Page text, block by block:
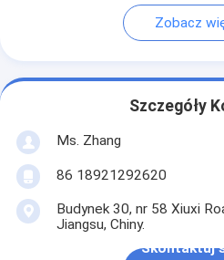
Zobacz
Szczegóły
Ms. Zhang
86 18921292620
Budynek 30, nr 58 Xiuxi
Jiangsu, Chiny.
Skontaktuj